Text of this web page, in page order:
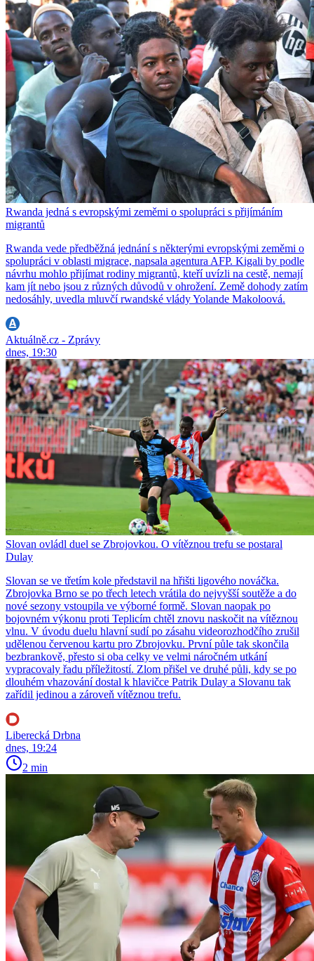
Rwanda jedná s evropskými zeměmi o spolupráci s přijímáním
migrantů
Rwanda vede předběžná jednání s některými evropskými zeměmi o
spolupráci v oblasti migrace, napsala agentura AFP. Kigali by podle
návrhu mohlo přijímat rodiny migrantů, kteří uvízli na cestě, nemají
kam jít nebo jsou z různých důvodů v ohrožení. Země dohody zatím
nedosáhly, uvedla mluvčí rwandské vlády Yolande Makoloová.
Aktuálně.cz - Zprávy
dnes, 19:30
Slovan ovládl duel se Zbrojovkou. O vítěznou trefu se postaral
Dulay
Slovan se ve třetím kole představil na hřišti ligového nováčka.
Zbrojovka Brno se po třech letech vrátila do nejvyšší soutěže a do
nové sezony vstoupila ve výborné formě. Slovan naopak po
bojovném výkonu proti Teplicím chtěl znovu naskočit na vítěznou
vlnu. V úvodu duelu hlavní sudí po zásahu videorozhodčího zrušil
udělenou červenou kartu pro Zbrojovku. První půle tak skončila
bezbrankově, přesto si oba celky ve velmi náročném utkání
vypracovaly řadu příležitostí. Zlom přišel ve druhé půli, kdy se po
dlouhém vhazování dostal k hlavičce Patrik Dulay a Slovanu tak
zařídil jedinou a zároveň vítěznou trefu.
Liberecká Drbna
dnes, 19:24
2 min